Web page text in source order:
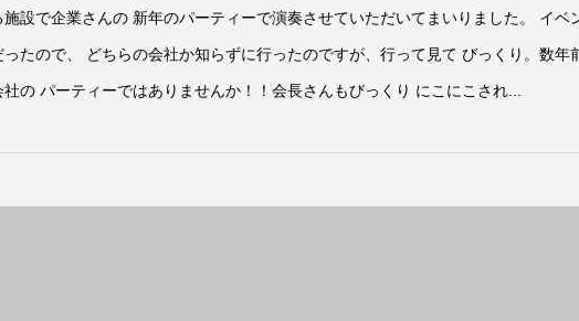
設で企業さんの 新年のパーティーで演奏させていただいてまいりました。 イベ
ったので、 どちらの会社か知らずに行ったのですが、行って見て びっくり。数年
の パーティーではありませんか！！会長さんもびっくり にこにこされ...